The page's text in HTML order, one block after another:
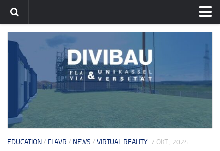
Home
flavia-it.de
EDUCATION/ FLAVR / NEWS / VIRTUAL REALITY 7 OKT., 2024